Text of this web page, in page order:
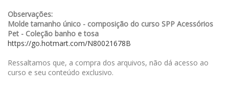
Observações:
Molde tamanho único - composição do curso SPP Acessórios
Pet - Coleção banho e tosa
https://go.hotmart.com/N80021678B
Ressaltamos que, a compra dos arquivos, não dá acesso ao
curso e seu conteúdo exclusivo.